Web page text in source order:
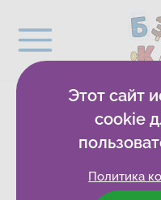
0
Этот сайт
cookie
Политика